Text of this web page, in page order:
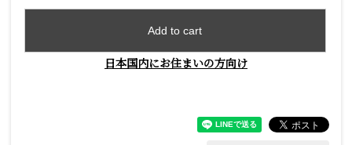
Add to cart
日本国内にお住まいの方向け